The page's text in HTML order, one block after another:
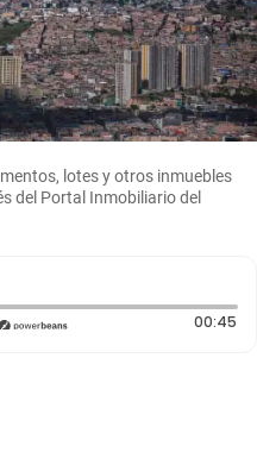
lotes y otros inmuebles
del Portal Inmobiliario del
0 segundos 00:45